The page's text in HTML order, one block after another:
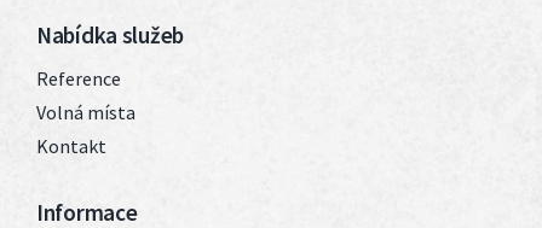
Nabídka služeb
Reference
Volná místa
Kontakt
Informace